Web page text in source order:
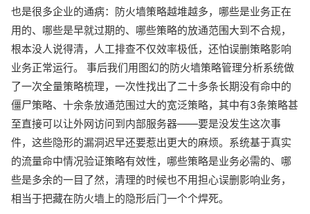
也是很多企业的通病：防火墙策略越堆越多，哪些是业务正在
用的、哪些是早就过期的、哪些策略的放通范围大到不合规，
根本没人说得清，人工排查不仅效率极低，还怕误删策略影响
业务正常运行。 事后我们用图幻的防火墙策略管理分析系统做
了一次全量策略梳理，一次性找出了二十多条长期没有命中的
僵尸策略、十余条放通范围过大的宽泛策略，其中有3条策略甚
至直接可以让外网访问到内部服务器——要是没发生这次事
件，这些隐形的漏洞迟早还要惹出更大的麻烦。系统基于真实
的流量命中情况验证策略有效性，哪些策略是业务必需的、哪
些是多余的一目了然，清理的时候也不用担心误删影响业务，
相当于把藏在防火墙上的隐形后门一个个焊死。